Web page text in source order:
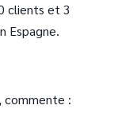
clients et 3
Espagne.
commente :